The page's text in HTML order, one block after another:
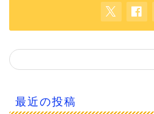
最近の投稿